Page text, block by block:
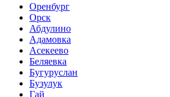
Оренбург
Орск
Абдулино
Адамовка
Асекеево
Беляевка
Бугуруслан
Бузулук
Гай